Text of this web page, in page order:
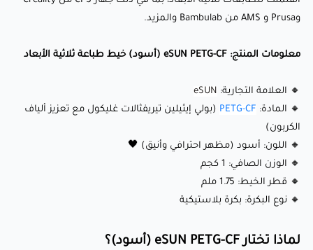
ما الذي يجعله مميزًا؟
🔹 تعزيز ألياف الكربون: يضيف قوة كبيرة، صلابة، واستقرارًا أبعاديًا
🔹 عالية المتانة: توفر مقاومة ممتازة للتأثيرات والمتانة، مما يجعلها
مثالية للأجزاء الوظيفية والحمل الزائد.
🔹 مقاومة كيميائية: مقاومة للمواد الكيميائية، الزيوت، والرطوبة،
مما يضمن عمرًا طويلًا في البيئات القاسية. 🧪
🔹 انخفاض الانكماش: تشوه ضئيل أثناء الطباعة، مما يضمن دقة
وPrusa و AMS من Bambulab والمزيد.
معلومات المنتج: eSUN PETG-CF (أسود) خيط طباعة ثلاثية الأبعاد
🔸 العلامة التجارية: eSUN
🔸 المادة: PETG-CF (بولي إيثيلين تيريفثالات غليكول مع تعزيز ألياف
الكربون)
🔸 اللون: أسود (مظهر احترافي وأنيق) 🖤
🔸 الوزن الصافي: 1 كجم
🔸 قطر الخيط: 1.75 ملم
🔸 نوع البكرة: بكرة بلاستيكية
لماذا تختار eSUN PETG-CF (أسود)؟